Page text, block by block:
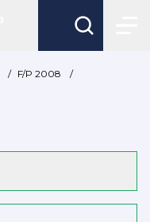
/ F/P 2008
/